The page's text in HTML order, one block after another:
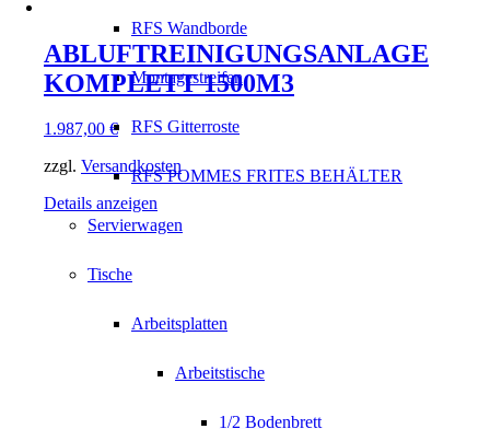
RFS Wandborde
Montagestreifen
RFS Gitterroste
RFS POMMES FRITES BEHÄLTER
Servierwagen
Tische
Arbeitsplatten
Arbeitstische
1/2 Bodenbrett
ABLUFTREINIGUNGSANLAGE
KOMPLETT 1500M3
1.987,00 €
zzgl. Versandkosten
Details anzeigen